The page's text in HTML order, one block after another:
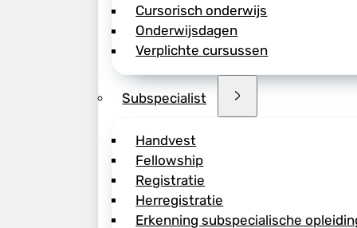
Cursorisch onderwijs
Onderwijsdagen
Verplichte cursussen
Subspecialist
Handvest
Fellowship
Registratie
Herregistratie
Erkenning subspecialische